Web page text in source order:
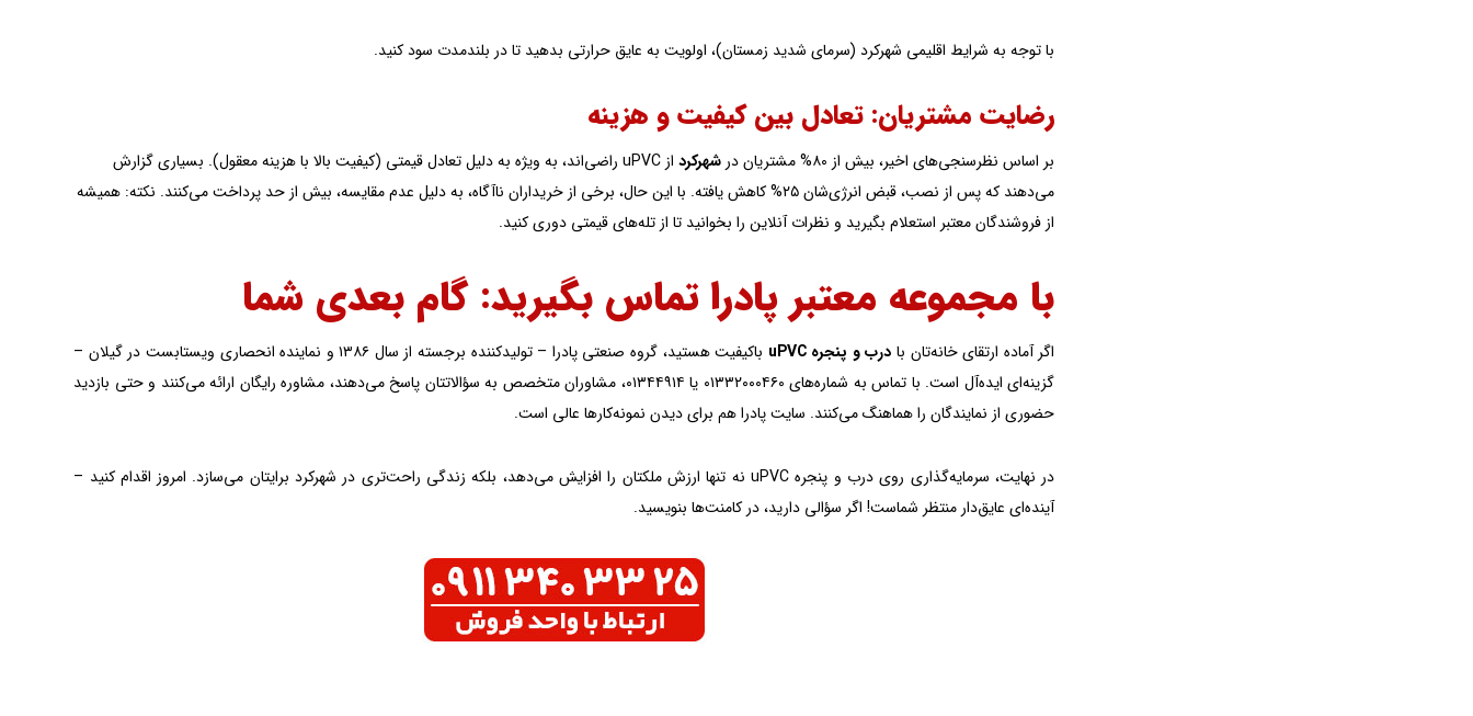
با توجه به شرایط اقلیمی شهرکرد (سرمای شدید زمستان)، اولویت به عایق حرارتی بدهید تا در بلندمدت سود کنید.
رضایت مشتریان: تعادل بین کیفیت و هزینه
بر اساس نظرسنجی‌های اخیر، بیش از ۸۰% مشتریان در شهرکرد
از uPVC راضی‌اند، به ویژه به دلیل تعادل قیمتی (کیفیت بالا با هزینه معقول). بسیاری گزارش
می‌دهند که پس از نصب، قبض انرژی‌شان ۲۵% کاهش یافته. با این حال، برخی از خریداران ناآگاه، به دلیل عدم مقایسه، بیش از حد پرداخت می‌کنند. نکته: همیشه
از فروشندگان معتبر استعلام بگیرید و نظرات آنلاین را بخوانید تا از تله‌های قیمتی دوری کنید.
با مجموعه معتبر پادرا تماس بگیرید: گام بعدی شما
اگر آماده ارتقای خانه‌تان با درب و پنجره uPVC
باکیفیت هستید، گروه صنعتی پادرا – تولیدکننده برجسته از سال ۱۳۸۶ و نماینده انحصاری ویستابست در گیلان –
گزینه‌ای ایده‌آل است. با تماس به شماره‌های ۰۱۳۳۲۰۰۰۴۶۰ یا ۰۱۳۴۴۹۱۴، مشاوران متخصص به سؤالاتتان پاسخ می‌دهند، مشاوره رایگان ارائه می‌کنند و حتی بازدید
حضوری از نمایندگان را هماهنگ می‌کنند. سایت پادرا هم برای دیدن نمونه‌کارها عالی است.
در نهایت، سرمایه‌گذاری روی درب و پنجره uPVC نه تنها ارزش ملکتان را افزایش می‌دهد، بلکه زندگی راحت‌تری در شهرکرد برایتان می‌سازد. امروز اقدام کنید –
آینده‌ای عایق‌دار منتظر شماست! اگر سؤالی دارید، در کامنت‌ها بنویسید.